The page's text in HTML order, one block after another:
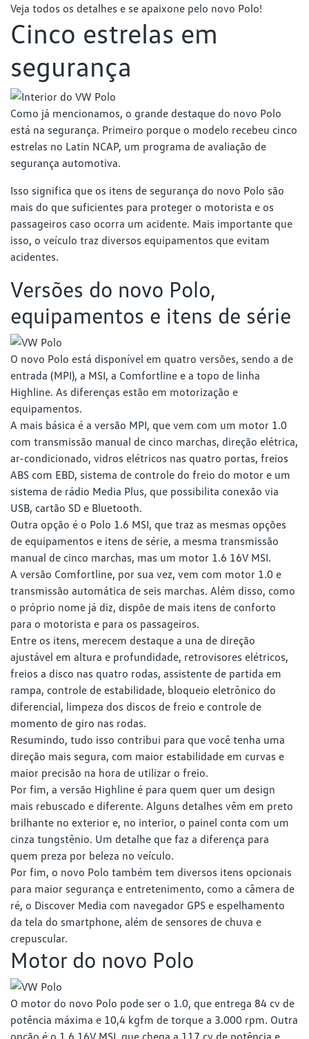
Veja todos os detalhes e se apaixone pelo novo Polo!
Cinco estrelas em
segurança
Como já mencionamos, o grande destaque do novo Polo
está na segurança. Primeiro porque o modelo recebeu cinco
estrelas no Latin NCAP, um programa de avaliação de
segurança automotiva.
Isso significa que os itens de segurança do novo Polo são
mais do que suficientes para proteger o motorista e os
passageiros caso ocorra um acidente. Mais importante que
isso, o veículo traz diversos equipamentos que evitam
acidentes.
Versões do novo Polo,
equipamentos e itens de série
O novo Polo está disponível em quatro versões, sendo a de
entrada (MPI), a MSI, a Comfortline e a topo de linha
Highline. As diferenças estão em motorização e
equipamentos.
A mais básica é a versão MPI, que vem com um motor 1.0
com transmissão manual de cinco marchas, direção elétrica,
ar-condicionado, vidros elétricos nas quatro portas, freios
ABS com EBD, sistema de controle do freio do motor e um
sistema de rádio Media Plus, que possibilita conexão via
USB, cartão SD e Bluetooth.
Outra opção é o Polo 1.6 MSI, que traz as mesmas opções
de equipamentos e itens de série, a mesma transmissão
manual de cinco marchas, mas um motor 1.6 16V MSI.
A versão Comfortline, por sua vez, vem com motor 1.0 e
transmissão automática de seis marchas. Além disso, como
o próprio nome já diz, dispõe de mais itens de conforto
para o motorista e para os passageiros.
Entre os itens, merecem destaque a una de direção
ajustável em altura e profundidade, retrovisores elétricos,
freios a disco nas quatro rodas, assistente de partida em
rampa, controle de estabilidade, bloqueio eletrônico do
diferencial, limpeza dos discos de freio e controle de
momento de giro nas rodas.
Resumindo, tudo isso contribui para que você tenha uma
direção mais segura, com maior estabilidade em curvas e
maior precisão na hora de utilizar o freio.
Por fim, a versão Highline é para quem quer um design
mais rebuscado e diferente. Alguns detalhes vêm em preto
brilhante no exterior e, no interior, o painel conta com um
cinza tungstênio. Um detalhe que faz a diferença para
quem preza por beleza no veículo.
Por fim, o novo Polo também tem diversos itens opcionais
para maior segurança e entretenimento, como a câmera de
ré, o Discover Media com navegador GPS e espelhamento
da tela do smartphone, além de sensores de chuva e
crepuscular.
Motor do novo Polo
O motor do novo Polo pode ser o 1.0, que entrega 84 cv de
potência máxima e 10,4 kgfm de torque a 3.000 rpm. Outra
opção é o 1.6 16V MSI, que chega a 117 cv de potência e